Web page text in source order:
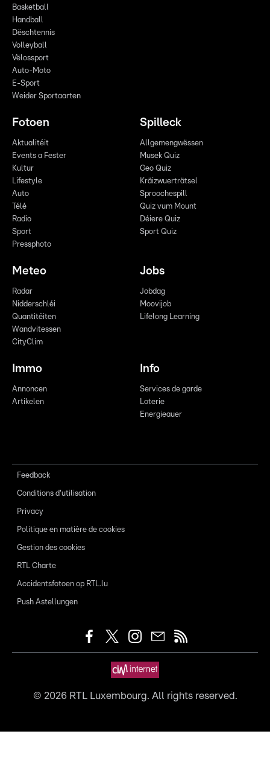
Basketball
Handball
Dëschtennis
Volleyball
Vëlossport
Auto-Moto
E-Sport
Weider Sportaarten
Fotoen
Aktualitéit
Events a Fester
Kultur
Lifestyle
Auto
Télé
Radio
Sport
Pressphoto
Spilleck
Allgemengwëssen
Musek Quiz
Geo Quiz
Kräizwuerträtsel
Sproochespill
Quiz vum Mount
Déiere Quiz
Sport Quiz
Meteo
Radar
Nidderschléi
Quantitéiten
Wandvitessen
CityClim
Jobs
Jobdag
Moovijob
Lifelong Learning
Immo
Annoncen
Artikelen
Info
Services de garde
Loterie
Energieauer
Feedback
Conditions d'utilisation
Privacy
Politique en matière de cookies
Gestion des cookies
RTL Charte
Accidentsfotoen op RTL.lu
Push Astellungen
© 2026RTL Luxembourg. All rights reserved.